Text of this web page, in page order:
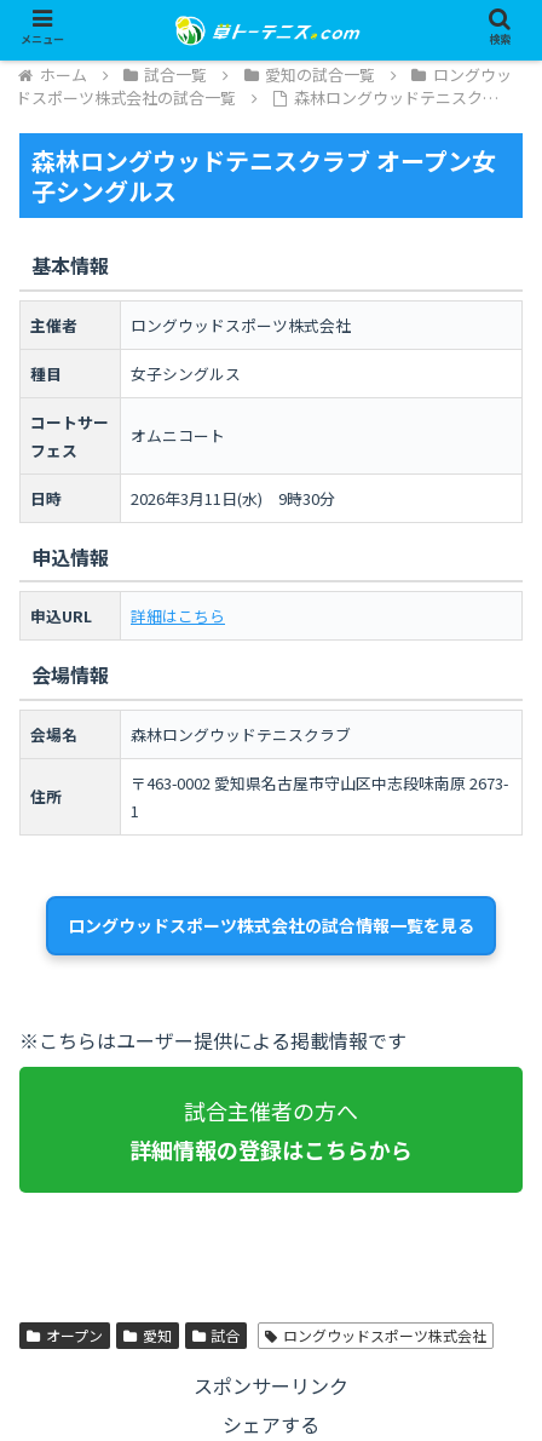
ホーム 試合一覧 愛知の試合一覧
ロングウッ
ドスポーツ株式会社の試合一覧
森林ロングウッドテニスク…
森林ロングウッドテニスクラブ オープン女
子シングルス
基本情報
主催者 ロングウッドスポーツ株式会社
種目 女子シングルス
コートサー
フェス
オムニコート
日時 2026年3月11日(水) 9時30分
申込情報
申込URL 詳細はこちら
会場情報
会場名 森林ロングウッドテニスクラブ
住所
〒463-0002 愛知県名古屋市守山区中志段味南原 2673-
1
ロングウッドスポーツ株式会社の試合情報一覧を見る
※こちらはユーザー提供による掲載情報です
試合主催者の方へ
詳細情報の登録はこちらから
オープン 愛知 試合 ロングウッドスポーツ株式会社
スポンサーリンク
シェアする
メニュー 検索